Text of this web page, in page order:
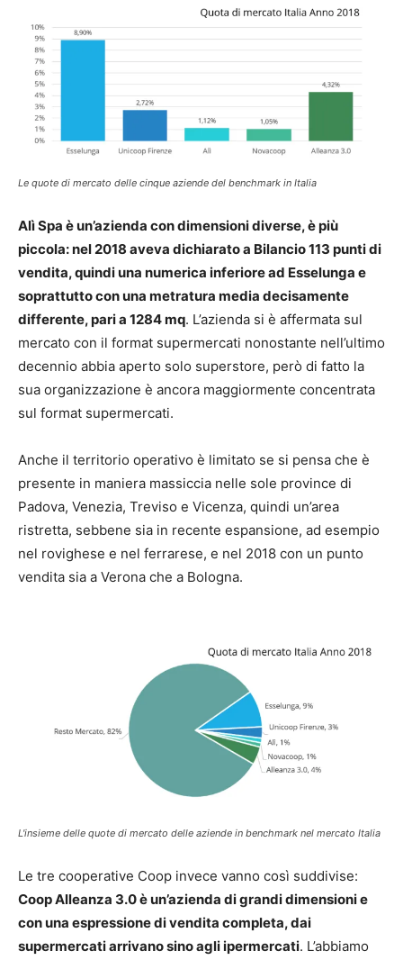
Le quote di mercato delle cinque aziende del benchmark in Italia
Alì Spa è un’azienda con dimensioni diverse, è più
piccola: nel 2018 aveva dichiarato a Bilancio 113 punti di
vendita, quindi una numerica inferiore ad Esselunga e
soprattutto con una metratura media decisamente
differente, pari a 1284 mq. L’azienda si è affermata sul
mercato con il format supermercati nonostante nell’ultimo
decennio abbia aperto solo superstore, però di fatto la
sua organizzazione è ancora maggiormente concentrata
sul format supermercati.
Anche il territorio operativo è limitato se si pensa che è
presente in maniera massiccia nelle sole province di
Padova, Venezia, Treviso e Vicenza, quindi un’area
ristretta, sebbene sia in recente espansione, ad esempio
nel rovighese e nel ferrarese, e nel 2018 con un punto
vendita sia a Verona che a Bologna.
L'insieme delle quote di mercato delle aziende in benchmark nel mercato Italia
Le tre cooperative Coop invece vanno così suddivise:
Coop Alleanza 3.0 è un’azienda di grandi dimensioni e
con una espressione di vendita completa, dai
supermercati arrivano sino agli ipermercati. L’abbiamo